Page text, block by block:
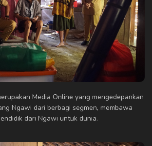
Media Online yang mengedepankan
Ngawi dari berbagi segmen, membawa
dari Ngawi untuk dunia.